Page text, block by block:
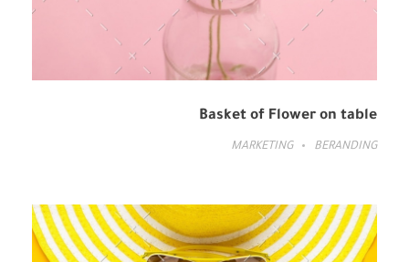
Basket of Flower on table
BERANDING
MARKETING